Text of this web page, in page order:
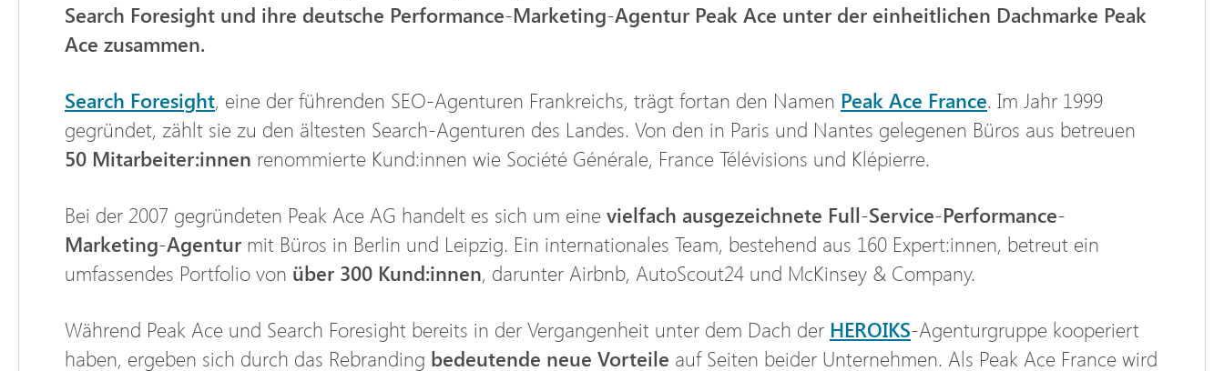
Search Foresight und ihre deutsche Performance-Marketing-Agentur Peak Ace unter der einheitlichen Dachmarke Peak
Ace zusammen.
Search Foresight, eine der führenden SEO-Agenturen Frankreichs, trägt fortan den Namen Peak Ace France. Im Jahr 1999
gegründet, zählt sie zu den ältesten Search-Agenturen des Landes. Von den in Paris und Nantes gelegenen Büros aus betreuen
50 Mitarbeiter:innen renommierte Kund:innen wie Société Générale, France Télévisions und Klépierre.
Bei der 2007 gegründeten Peak Ace AG handelt es sich um eine vielfach ausgezeichnete Full-Service-Performance-
Marketing-Agentur mit Büros in Berlin und Leipzig. Ein internationales Team, bestehend aus 160 Expert:innen, betreut ein
umfassendes Portfolio von über 300 Kund:innen, darunter Airbnb, AutoScout24 und McKinsey & Company.
Während Peak Ace und Search Foresight bereits in der Vergangenheit unter dem Dach der HEROIKS-Agenturgruppe kooperiert
haben, ergeben sich durch das Rebranding bedeutende neue Vorteile auf Seiten beider Unternehmen. Als Peak Ace France wird